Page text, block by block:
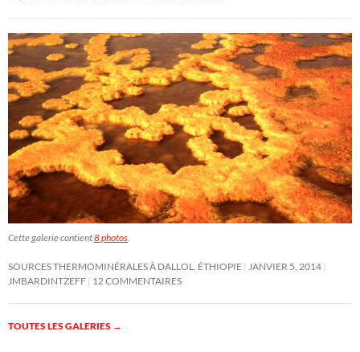
Cette galerie contient8 photos.
SOURCES THERMOMINÉRALES À DALLOL, ÉTHIOPIE JANVIER 5, 2014
JMBARDINTZEFF 12 COMMENTAIRES
TOUTES LES GALERIES →